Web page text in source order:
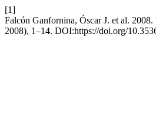
[1]
Falcón Ganfornina, Óscar J. et al.
2008), 1–14. DOI:https://doi.org/